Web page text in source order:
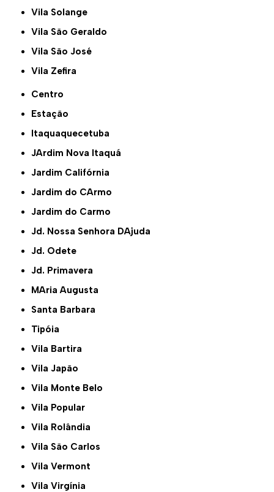
Vila Solange
Vila São Geraldo
Vila São José
Vila Zefira
Centro
Estação
Itaquaquecetuba
JArdim Nova Itaquá
Jardim Califórnia
Jardim do CArmo
Jardim do Carmo
Jd. Nossa Senhora DAjuda
Jd. Odete
Jd. Primavera
MAria Augusta
Santa Barbara
Tipóia
Vila Bartira
Vila Japão
Vila Monte Belo
Vila Popular
Vila Rolândia
Vila São Carlos
Vila Vermont
Vila Virgínia